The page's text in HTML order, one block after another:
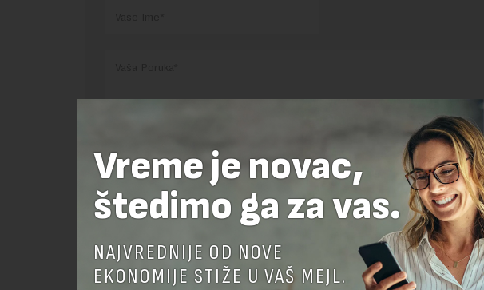
Pre slanja komentara, molimo vas da se upoznate sa
pravilima
korišćenja sajta.
Sajt je zaštićen pomocu reCaptcha i Google. Google Politika Privatnostii
Vreme je novac,
štedimo ga za vas.
NAJVREDNIJE OD NOVE
EKONOMIJE STIŽE U VAŠ MEJL.